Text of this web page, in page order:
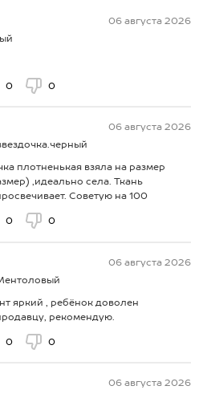
06 августа 2026
0 0
06 августа 2026
плотненькая взяла на размер
,идеально села. Ткань
Советую на 100
0 0
06 августа 2026
яркий , ребёнок доволен
рекомендую.
0 0
06 августа 2026